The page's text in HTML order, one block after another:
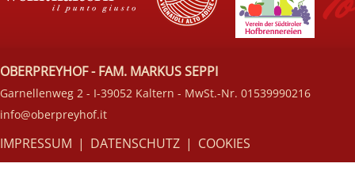
OBERPREYHOF - FAM. MARKUS SEPPI
Garnellenweg 2 - I-39052 Kaltern - MwSt.-Nr. 01539990216
info@oberpreyhof.it
IMPRESSUM | DATENSCHUTZ | COOKIES